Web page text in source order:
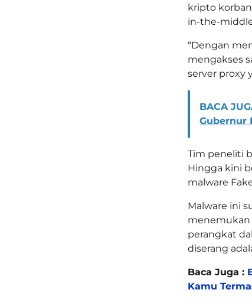
kripto
in-the-
“Dengan
mengakses
server proxy
BACA
Gubernur
Tim peneliti
Hingga kini
malware
Malware ini
menemukan
perangkat
diserang
Baca Juga :
Kamu